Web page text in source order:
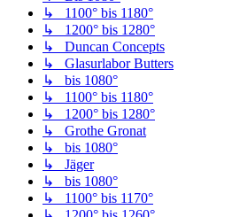
↳ 1100° bis 1180°
↳ 1200° bis 1280°
↳ Duncan Concepts
↳ Glasurlabor Butters
↳ bis 1080°
↳ 1100° bis 1180°
↳ 1200° bis 1280°
↳ Grothe Gronat
↳ bis 1080°
↳ Jäger
↳ bis 1080°
↳ 1100° bis 1170°